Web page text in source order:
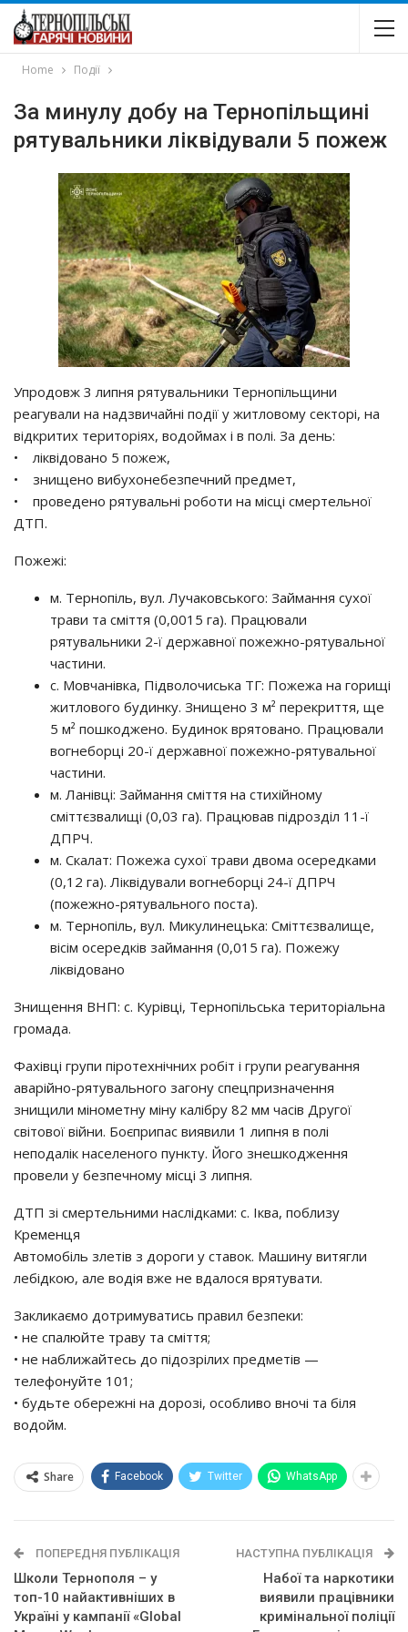
Home Події
За минулу добу на Тернопільщині
рятувальники ліквідували 5 пожеж
Упродовж 3 липня рятувальники Тернопільщини
реагували на надзвичайні події у житловому секторі, на
відкритих територіях, водоймах і в полі. За день:
• ліквідовано 5 пожеж,
• знищено вибухонебезпечний предмет,
• проведено рятувальні роботи на місці смертельної
ДТП.
Пожежі:
м. Тернопіль, вул. Лучаковського: Займання сухої
трави та сміття (0,0015 га). Працювали
рятувальники 2-ї державної пожежно-рятувальної
частини.
с. Мовчанівка, Підволочиська ТГ: Пожежа на горищі
житлового будинку. Знищено 3 м² перекриття, ще
5 м² пошкоджено. Будинок врятовано. Працювали
вогнеборці 20-ї державної пожежно-рятувальної
частини.
м. Ланівці: Займання сміття на стихійному
сміттєзвалищі (0,03 га). Працював підрозділ 11-ї
ДПРЧ.
м. Скалат: Пожежа сухої трави двома осередками
(0,12 га). Ліквідували вогнеборці 24-ї ДПРЧ
(пожежно-рятувального поста).
м. Тернопіль, вул. Микулинецька: Сміттєзвалище,
вісім осередків займання (0,015 га). Пожежу
ліквідовано
Знищення ВНП: с. Курівці, Тернопільська територіальна
громада.
Фахівці групи піротехнічних робіт і групи реагування
аварійно-рятувального загону спецпризначення
знищили мінометну міну калібру 82 мм часів Другої
світової війни. Боєприпас виявили 1 липня в полі
неподалік населеного пункту. Його знешкодження
провели у безпечному місці 3 липня.
ДТП зі смертельними наслідками: с. Іква, поблизу
Кременця
Автомобіль злетів з дороги у ставок. Машину витягли
лебідкою, але водія вже не вдалося врятувати.
Закликаємо дотримуватись правил безпеки:
• не спалюйте траву та сміття;
• не наближайтесь до підозрілих предметів —
телефонуйте 101;
• будьте обережні на дорозі, особливо вночі та біля
водойм.
Share Facebook Twitter WhatsApp
ПОПЕРЕДНЯ ПУБЛІКАЦІЯ
Школи Тернополя – у
топ-10 найактивніших в
Україні у кампанії «Global
НАСТУПНА ПУБЛІКАЦІЯ
Набої та наркотики
виявили працівники
кримінальної поліції